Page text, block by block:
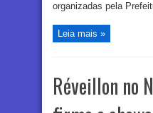
organizadas pela
Leia mais »
Réveillon no